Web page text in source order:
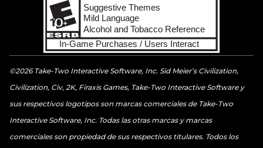
©2026 Take-Two Interactive Software, Inc. Sid Meier’s Civilization,
Civilization, Civ, 2K, Firaxis Games, Take-Two Interactive Software y
sus respectivos logotipos son marcas comerciales de Take-Two
Interactive Software, Inc. Todas las otras marcas y marcas
comerciales son propiedad de sus respectivos titulares. Todos los